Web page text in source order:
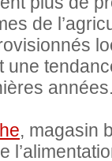
de
une
, magasin